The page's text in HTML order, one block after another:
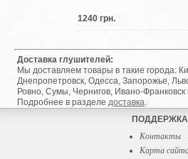
1240 грн.
Доставка глушителей:
Мы доставляем товары в такие города:
Днепропетровск, Одесса, Запорожье,
Ровно, Сумы, Чернигов, Ивано-Франковск
Подробнее в разделе доставка
ПОДДЕРЖКА
Контакты
Карта